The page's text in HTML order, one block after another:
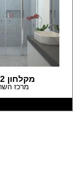
מקלחון KD2
מרכז